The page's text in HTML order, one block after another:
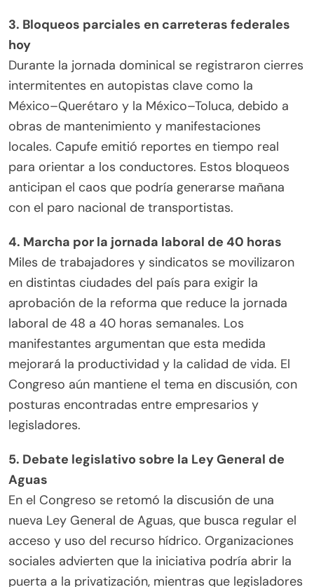
3. Bloqueos parciales en carreteras federales
hoy
Durante la jornada dominical se registraron cierres
intermitentes en autopistas clave como la
México–Querétaro y la México–Toluca, debido a
obras de mantenimiento y manifestaciones
locales. Capufe emitió reportes en tiempo real
para orientar a los conductores. Estos bloqueos
anticipan el caos que podría generarse mañana
con el paro nacional de transportistas.
4. Marcha por la jornada laboral de 40 horas
Miles de trabajadores y sindicatos se movilizaron
en distintas ciudades del país para exigir la
aprobación de la reforma que reduce la jornada
laboral de 48 a 40 horas semanales. Los
manifestantes argumentan que esta medida
mejorará la productividad y la calidad de vida. El
Congreso aún mantiene el tema en discusión, con
posturas encontradas entre empresarios y
legisladores.
5. Debate legislativo sobre la Ley General de
Aguas
En el Congreso se retomó la discusión de una
nueva Ley General de Aguas, que busca regular el
acceso y uso del recurso hídrico. Organizaciones
sociales advierten que la iniciativa podría abrir la
puerta a la privatización, mientras que legisladores